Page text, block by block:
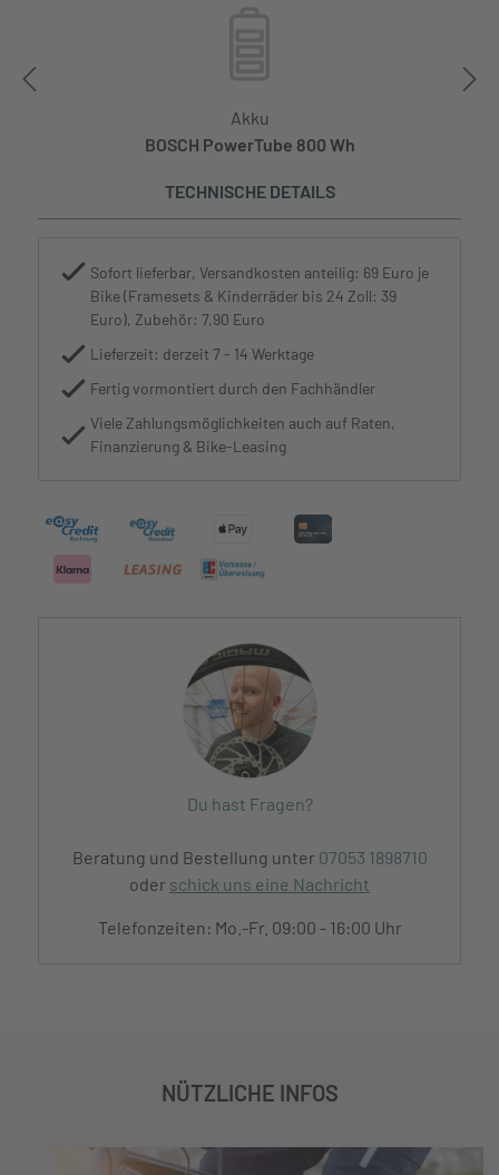
Akku
BOSCH PowerTube 800 Wh
TECHNISCHE DETAILS
Sofort lieferbar, Versandkosten anteilig: 69 Euro je
Bike (Framesets & Kinderräder bis 24 Zoll: 39
Euro), Zubehör: 7,90 Euro
Lieferzeit: derzeit 7 - 14 Werktage
Fertig vormontiert durch den Fachhändler
Viele Zahlungsmöglichkeiten auch auf Raten,
Finanzierung & Bike-Leasing
Du hast Fragen?
Beratung und Bestellung unter 07053 1898710
oder schick uns eine Nachricht
Telefonzeiten: Mo.-Fr. 09:00 - 16:00 Uhr
NÜTZLICHE INFOS